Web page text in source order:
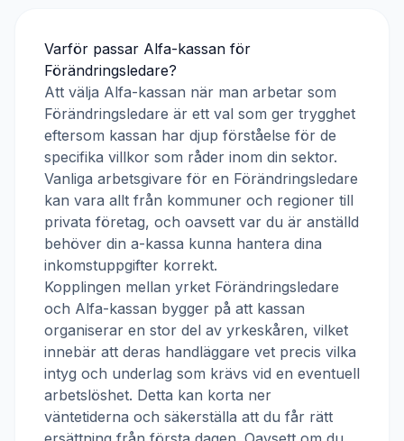
Varför passar Alfa-kassan för
Förändringsledare?
Att välja Alfa-kassan när man arbetar som
Förändringsledare är ett val som ger trygghet
eftersom kassan har djup förståelse för de
specifika villkor som råder inom din sektor.
Vanliga arbetsgivare för en Förändringsledare
kan vara allt från kommuner och regioner till
privata företag, och oavsett var du är anställd
behöver din a-kassa kunna hantera dina
inkomstuppgifter korrekt.
Kopplingen mellan yrket Förändringsledare
och Alfa-kassan bygger på att kassan
organiserar en stor del av yrkeskåren, vilket
innebär att deras handläggare vet precis vilka
intyg och underlag som krävs vid en eventuell
arbetslöshet. Detta kan korta ner
väntetiderna och säkerställa att du får rätt